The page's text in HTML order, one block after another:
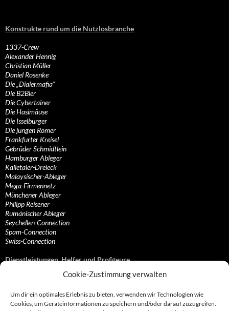
Cookie-Zustimmung verwalten
Um dir ein optimales Erlebnis zu bieten, verwenden wir Technologien wie
Cookies, um Geräteinformationen zu speichern und/oder darauf zuzugreifen.
Konstrukte rund um die Nutzlosbranche
1337-Crew
Alexander Hennig
Christian Müller
Daniel Rosenke
Die „Dialermafia“
Die B2Bler
Die Cybertainer
Die Hasimäuse
Die Isselburger
Die jungen Römer
Frankfurter Kreisel
Gebrüder Schmidtlein
Hamburger Ableger
Kalletaler-Dreieck
Malaysischer-Ableger
Mega-Firmennetz
Münchener Ableger
Philipp Reisener
Rumänischer Ableger
Seychellen-Connection
Spam-Connection
Swiss-Connection
Dienstleistungen, Helfer und Profiteure
Anonymisierungsdienste, VPN- und Web-Proxy…
Bezahlsysteme, Finanzdienstleister und…
Bürodienstleister, Firmengründer- und/oder…